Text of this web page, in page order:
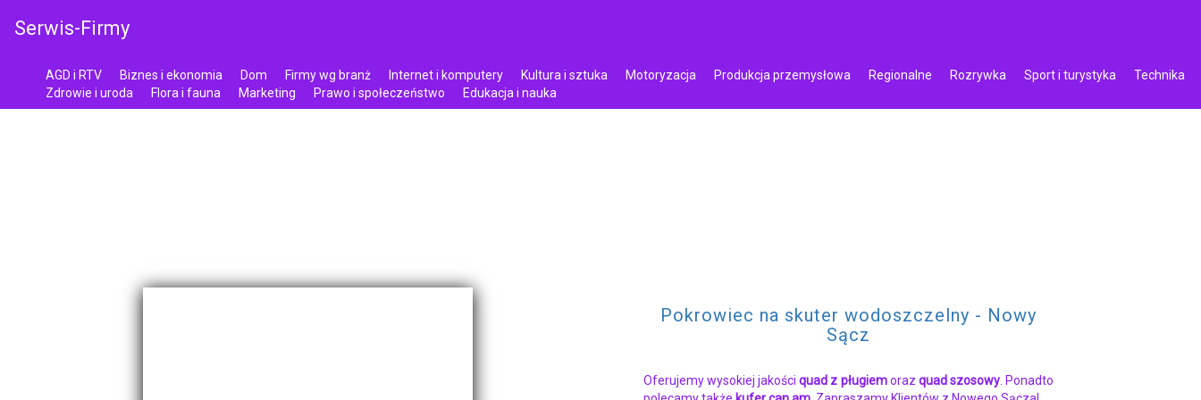
Serwis-Firmy
AGD i RTV Biznes i ekonomia Dom Firmy wg branż Internet i komputery Kultura i sztuka Motoryzacja Produkcja przemysłowa Regionalne Rozrywka Sport i turystyka
Technika
Zdrowie i uroda
Flora i fauna Marketing Prawo i społeczeństwo Edukacja i nauka
Pokrowiec na skuter wodoszczelny - Nowy
Sącz
Oferujemy wysokiej jakościquad z pługiemoraz quad szosowy . Ponadto